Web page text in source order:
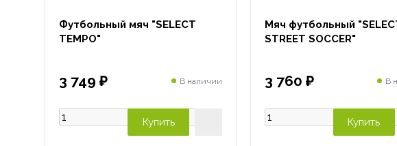
Футбольный мяч "SELECT
TEMPO"
3 749 ₽ В наличии
Купить
Мяч футбольный
STREET SOCCER"
3 760 ₽ В
Купить